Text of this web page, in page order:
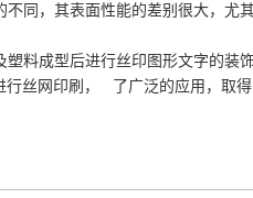
同，其表面性能的差别很大，尤
料成型后进行丝印图形文字的装
丝网印刷， 了广泛的应用，取得